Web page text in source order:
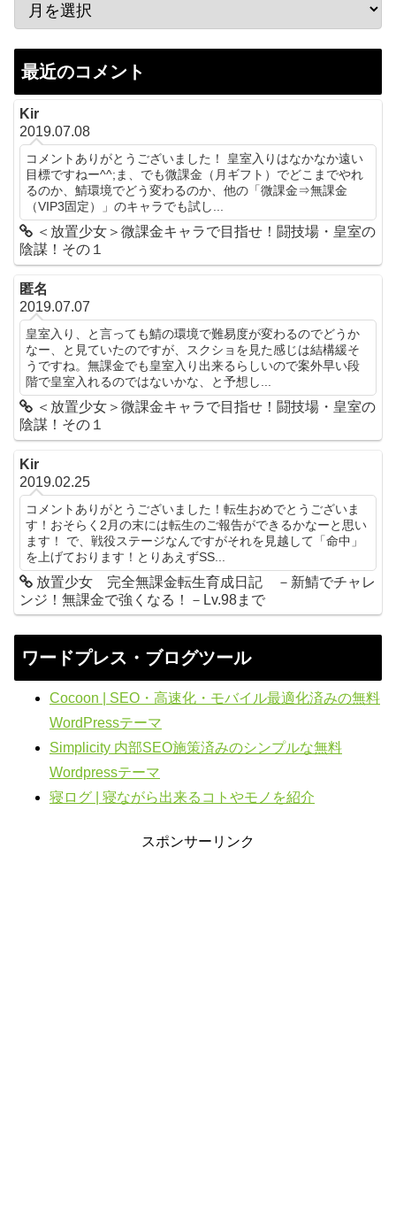
最近のコメント
Kir
2019.07.08
コメントありがとうございました！ 皇室入りはなかなか遠い
目標ですねー^^;ま、でも微課金（月ギフト）でどこまでやれ
るのか、鯖環境でどう変わるのか、他の「微課金⇒無課金
（VIP3固定）」のキャラでも試し...
＜放置少女＞微課金キャラで目指せ！闘技場・皇室の
陰謀！その１
匿名
2019.07.07
皇室入り、と言っても鯖の環境で難易度が変わるのでどうか
なー、と見ていたのですが、スクショを見た感じは結構緩そ
うですね。無課金でも皇室入り出来るらしいので案外早い段
階で皇室入れるのではないかな、と予想し...
＜放置少女＞微課金キャラで目指せ！闘技場・皇室の
陰謀！その１
Kir
2019.02.25
コメントありがとうございました！転生おめでとうございま
す！おそらく2月の末には転生のご報告ができるかなーと思い
ます！ で、戦役ステージなんですがそれを見越して「命中」
を上げております！とりあえずSS...
放置少女 完全無課金転生育成日記 －新鯖でチャレ
ンジ！無課金で強くなる！－Lv.98まで
ワードプレス・ブログツール
Cocoon | SEO・高速化・モバイル最適化済みの無料
WordPressテーマ
Simplicity 内部SEO施策済みのシンプルな無料
Wordpressテーマ
寝ログ | 寝ながら出来るコトやモノを紹介
スポンサーリンク